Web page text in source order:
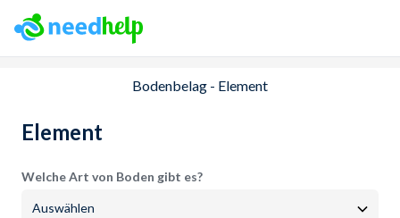
Bodenbelag - Element
Element
Welche Art von Boden gibt es?
Auswählen
NeedHelp: Plattform für Handwerksarbeiten und